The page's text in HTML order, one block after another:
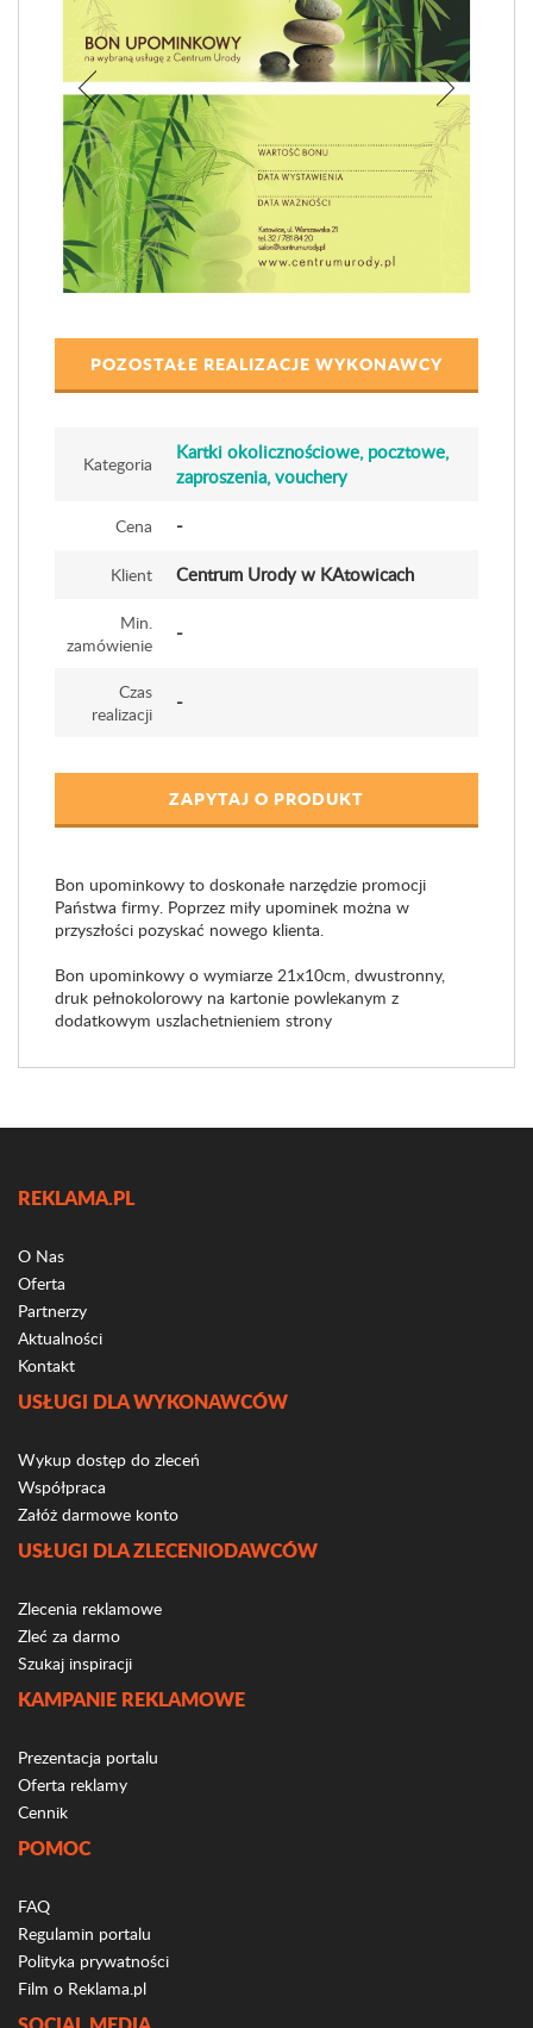
POZOSTAŁE REALIZACJE WYKONAWCY
Kategoria
Kartki okolicznościowe, pocztowe,
zaproszenia, vouchery
Cena -
Klient Centrum Urody w KAtowicach
Min.
zamówienie
-
Czas
realizacji
-
ZAPYTAJ O PRODUKT
Bon upominkowy to doskonałe narzędzie promocji
Państwa firmy. Poprzez miły upominek można w
przyszłości pozyskać nowego klienta.
Bon upominkowy o wymiarze 21x10cm, dwustronny,
druk pełnokolorowy na kartonie powlekanym z
dodatkowym uszlachetnieniem strony
REKLAMA.PL
O Nas
Oferta
Partnerzy
Aktualności
Kontakt
USŁUGI DLA WYKONAWCÓW
Wykup dostęp do zleceń
Współpraca
Załóż darmowe konto
USŁUGI DLA ZLECENIODAWCÓW
Zlecenia reklamowe
Zleć za darmo
Szukaj inspiracji
KAMPANIE REKLAMOWE
Prezentacja portalu
Oferta reklamy
Cennik
POMOC
FAQ
Regulamin portalu
Polityka prywatności
Film o Reklama.pl